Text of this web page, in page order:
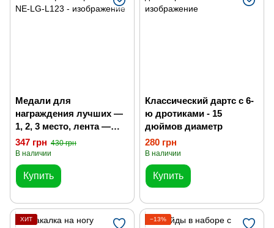
Медали для
награждения лучших —
1, 2, 3 место, лента —
флаг Украины
347 грн 430 грн
В наличии
Купить
Классический дартс с 6-
ю дротиками - 15
дюймов диаметр
280 грн
В наличии
Купить
ХИТ −13%